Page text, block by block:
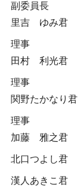
副委員長
里吉 ゆみ君
理事
田村 利光君
理事
関野たかなり君
理事
加藤 雅之君
北口つよし君
漢人あきこ君